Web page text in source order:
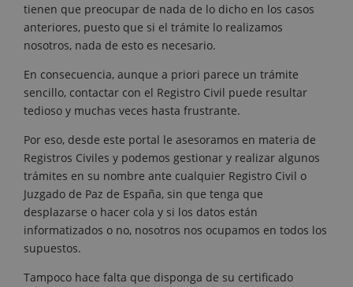
tienen que preocupar de nada de lo dicho en los casos
anteriores, puesto que si el trámite lo realizamos
nosotros, nada de esto es necesario.
En consecuencia, aunque a priori parece un trámite
sencillo, contactar con el Registro Civil puede resultar
tedioso y muchas veces hasta frustrante.
Por eso, desde este portal le asesoramos en materia de
Registros Civiles y podemos gestionar y realizar algunos
trámites en su nombre ante cualquier Registro Civil o
Juzgado de Paz de España, sin que tenga que
desplazarse o hacer cola y si los datos están
informatizados o no, nosotros nos ocupamos en todos los
supuestos.
Tampoco hace falta que disponga de su certificado